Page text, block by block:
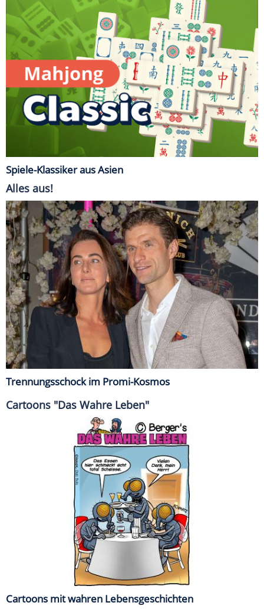
Spiele-Klassiker aus Asien
Alles aus!
Trennungsschock im Promi-Kosmos
Cartoons "Das Wahre Leben"
Cartoons mit wahren Lebensgeschichten